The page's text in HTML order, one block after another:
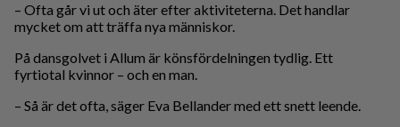
– Ofta går vi ut och äter efter aktiviteterna. Det handlar
mycket om att träffa nya människor.
På dansgolvet i Allum är könsfördelningen tydlig. Ett
fyrtiotal kvinnor – och en man.
– Så är det ofta, säger Eva Bellander med ett snett leende.